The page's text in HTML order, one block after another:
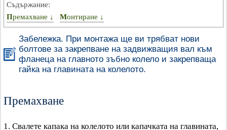
Съдържание:
Премахване ↓
Монтиране ↓
Забележка. При монтажа ще ви трябват нови
болтове за закрепване на задвижващия вал към
фланеца на главното зъбно колело и закрепваща
гайка на главината на колелото.
Премахване
1. Свалете капака на колелото или капачката на главината,